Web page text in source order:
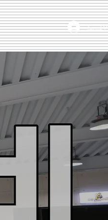
로그